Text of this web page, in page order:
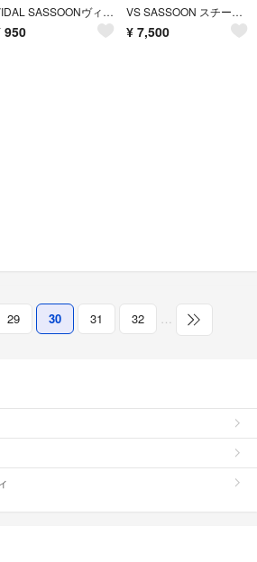
VIDAL SASSOONヴィダルサスーン カールアイロン
950
VS SASSOON スチームストレートアイロン マジックシャイン VSS-9…
¥ 7,500
29 30 31 32